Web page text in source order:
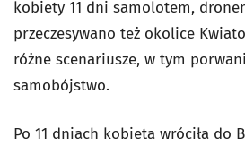
kobiety 11 dni samolotem,
przeczesywano też okolice
różne scenariusze, w tym
samobójstwo.
Po 11 dniach kobieta wróciła do